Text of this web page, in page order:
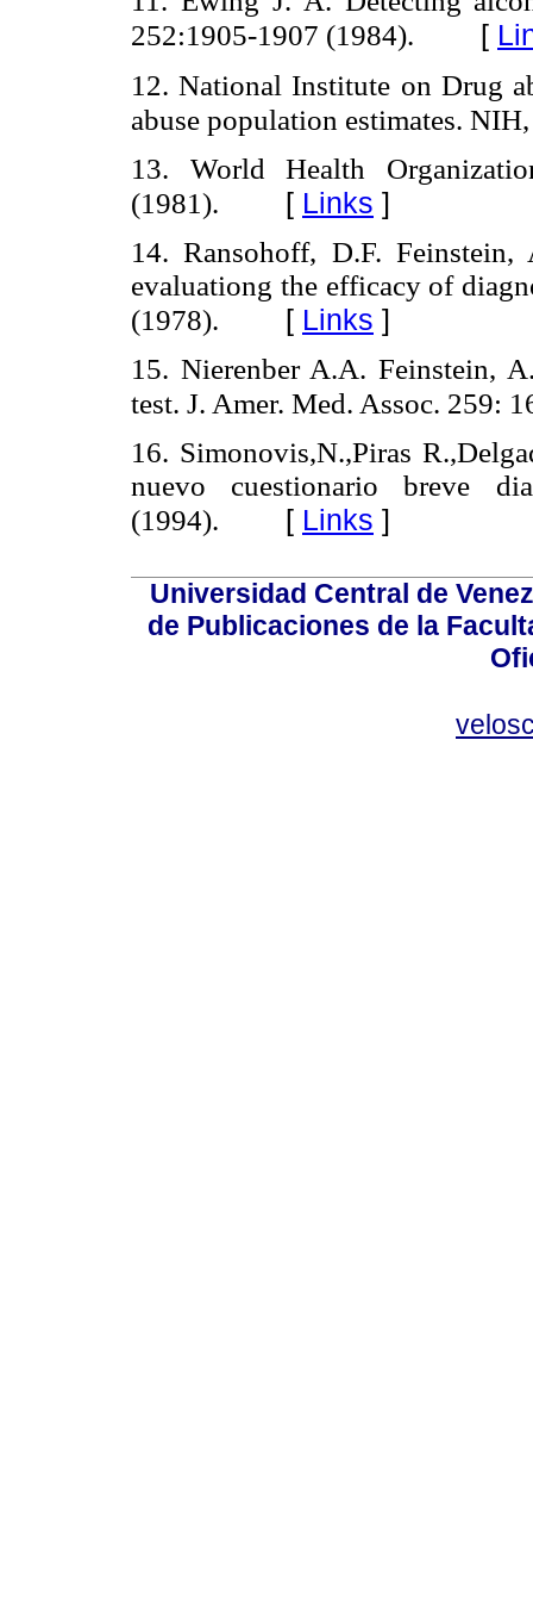
252:1905-1907 (1984). [
12. National Institute on Drug
abuse population estimates.
13. World Health
(1981). [ Links ]
14. Ransohoff, D.F.
evaluationg the efficacy of
(1978). [ Links ]
15. Nierenber A.A. Feinstein,
test. J. Amer. Med. Assoc. 259:
16. Simonovis,N.,Piras
nuevo cuestionario breve
(1994). [ Links ]
Universidad Central de
de Publicaciones de la